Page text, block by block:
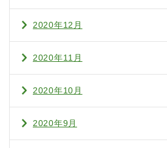
2020年12月
2020年11月
2020年10月
2020年9月